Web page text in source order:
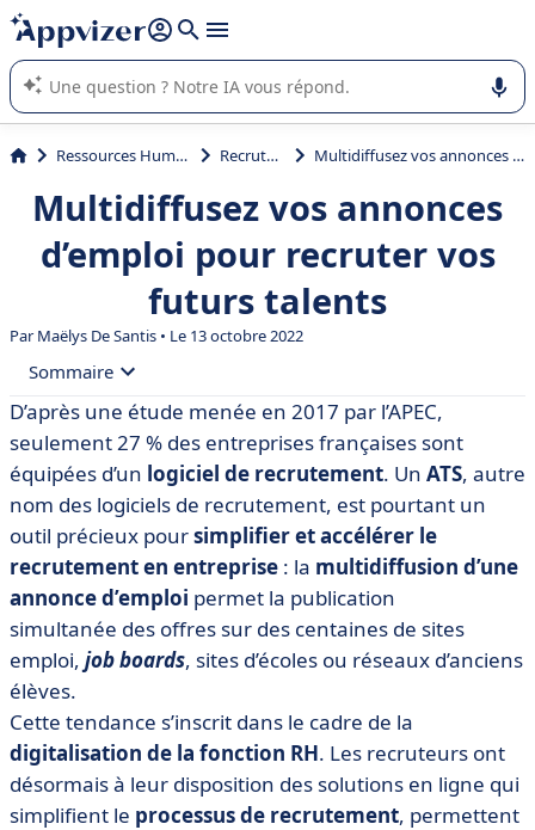
répondre (plusieurs lignes avec
L'IA de Appvizer vous guide dans l'utilisation ou la sélection de
logiciel SaaS en entreprise.
Ressources Humaines (RH) Recrutement Multidiffusez vos annonces d’emploi pour recruter vos futurs talents
Multidiffusez vos annonces
d’emploi pour recruter vos
futurs talents
ParMaëlys De Santis • Le 13 octobre 2022
Sommaire
• Qu’est-ce que la multidiffusion d’annonce d’emploi ?
• 7 avantages d’un outil de multidiffusion d’offres
d’emploi
• Comparatif des logiciels de recrutement pour
multidiffuser vos offres
D’après une étude menée en 2017 par l’APEC,
seulement 27 % des entreprises françaises sont
équipées d’un logiciel de recrutement. Un ATS, autre
nom des logiciels de recrutement, est pourtant un
outil précieux poursimplifier et accélérer le
recrutement en entreprise : la multidiffusion d’une
annonce d’emploi permet la publication
simultanée des offres sur des centaines de sites
emploi, job boards, sites d’écoles ou réseaux d’anciens
élèves.
Cette tendance s’inscrit dans le cadre de la
digitalisation de la fonction RH. Les recruteurs ont
désormais à leur disposition des solutions en ligne qui
simplifient le processus de recrutement, permettent